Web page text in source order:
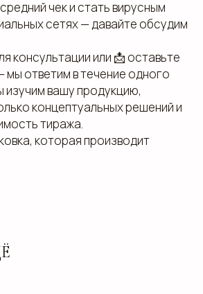
чек и стать вирусным
сетях — давайте обсудим
консультации или 📩 оставьте
мы ответим в течение одного
изучим вашу продукцию,
концептуальных решений и
тиража.
которая производит